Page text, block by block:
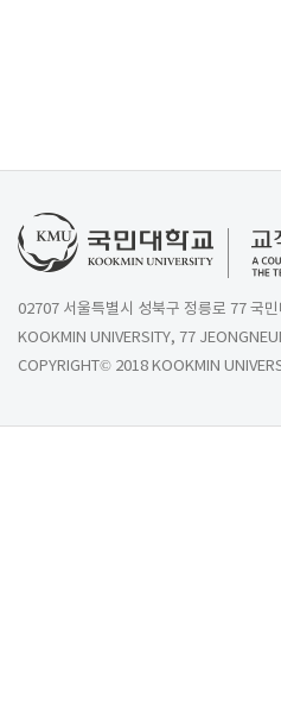
02707 서울특별시 성북구 정릉로 77 국
KOOKMIN UNIVERSITY, 77
COPYRIGHT© 2018 KOOKMIN